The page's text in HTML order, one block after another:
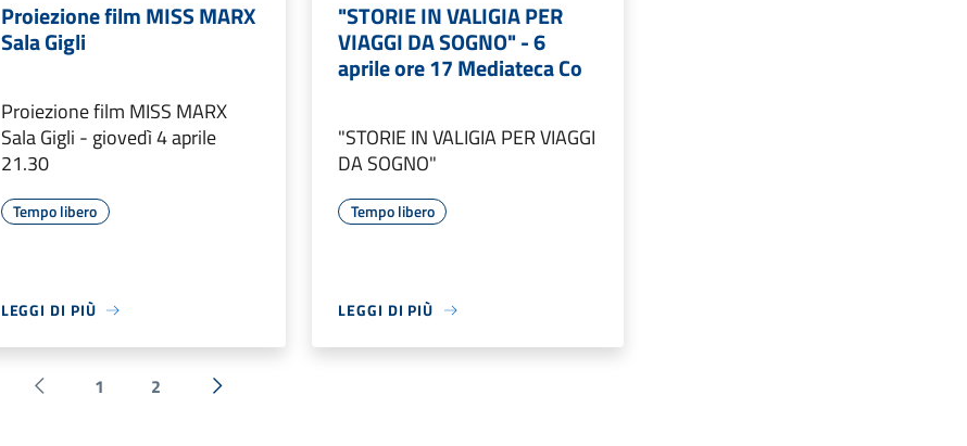
Proiezione film MISS MARX
Sala Gigli
Proiezione film MISS MARX
Sala Gigli - giovedì 4 aprile
21.30
Tempo libero
LEGGI DI PIÙ
"STORIE IN VALIGIA PER
VIAGGI DA SOGNO" - 6
aprile ore 17 Mediateca Co
"STORIE IN VALIGIA PER VIAGGI
DA SOGNO"
Tempo libero
LEGGI DI PIÙ
Pagina precedente
1 2
Successiva »